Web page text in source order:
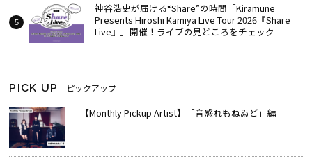
神谷浩史が届ける“Share”の時間――「Kiramune
Presents Hiroshi Kamiya Live Tour 2026『Share
Live』」開催！ライブの見どころをチェック
PICK UP ピックアップ
【Monthly Pickup Artist】「音感れもねゐど」編